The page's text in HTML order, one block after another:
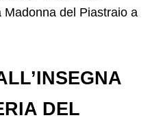
Madonna del Piastraio a
DEL